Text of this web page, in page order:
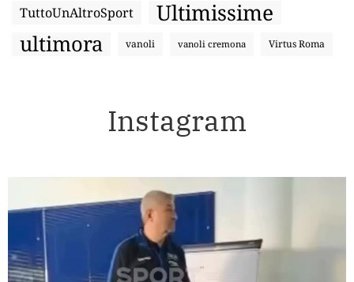
TuttoUnAltroSport Ultimissime
ultimora vanoli vanoli cremona Virtus Roma
Instagram